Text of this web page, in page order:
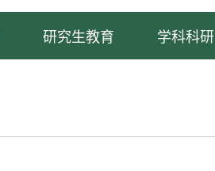
研究生教育 学科科研